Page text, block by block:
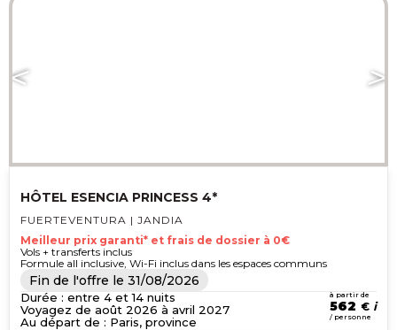
HÔTEL ESENCIA PRINCESS 4*
FUERTEVENTURA | JANDIA
Meilleur prix garanti* et frais de dossier à 0€
Vols + transferts inclus
Formule all inclusive, Wi-Fi inclus dans les espaces communs
Fin de l'offre le 31/08/2026
Durée : entre 4 et 14 nuits
Voyagez de août 2026 à avril 2027
Au départ de : Paris, province
à partir de
562 €
/ personne